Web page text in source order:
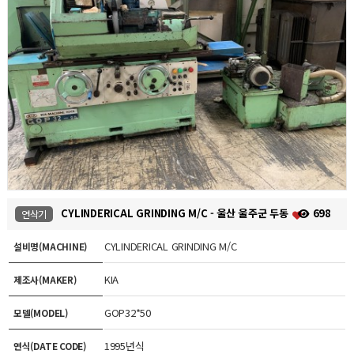
연삭기 CYLINDERICAL GRINDING M/C - 울산 울주군 두동 698
설비명(MACHINE) CYLINDERICAL GRINDING M/C
제조사(MAKER) KIA
모델(MODEL) GOP32*50
연식(DATE CODE) 1995년식